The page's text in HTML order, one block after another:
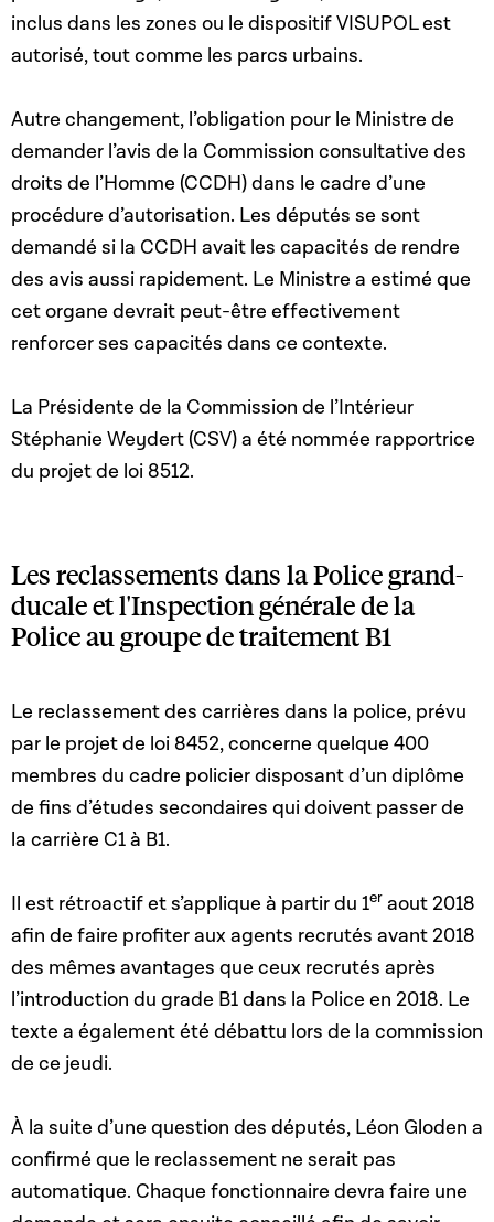
inclus dans les zones ou le dispositif VISUPOL est
autorisé, tout comme les parcs urbains.
Autre changement, l’obligation pour le Ministre de
demander l’avis de la Commission consultative des
droits de l’Homme (CCDH) dans le cadre d’une
procédure d’autorisation. Les députés se sont
demandé si la CCDH avait les capacités de rendre
des avis aussi rapidement. Le Ministre a estimé que
cet organe devrait peut-être effectivement
renforcer ses capacités dans ce contexte.
La Présidente de la Commission de l’Intérieur
Stéphanie Weydert (CSV) a été nommée rapportrice
du projet de loi 8512.
Les reclassements dans la Police grand-
ducale et l'Inspection générale de la
Police au groupe de traitement B1
Le reclassement des carrières dans la police, prévu
par le projet de loi 8452, concerne quelque 400
membres du cadre policier disposant d’un diplôme
de fins d’études secondaires qui doivent passer de
la carrière C1 à B1.
Il est rétroactif et s’applique à partir du 1er aout 2018
afin de faire profiter aux agents recrutés avant 2018
des mêmes avantages que ceux recrutés après
l’introduction du grade B1 dans la Police en 2018. Le
texte a également été débattu lors de la commission
de ce jeudi.
À la suite d’une question des députés, Léon Gloden a
confirmé que le reclassement ne serait pas
automatique. Chaque fonctionnaire devra faire une